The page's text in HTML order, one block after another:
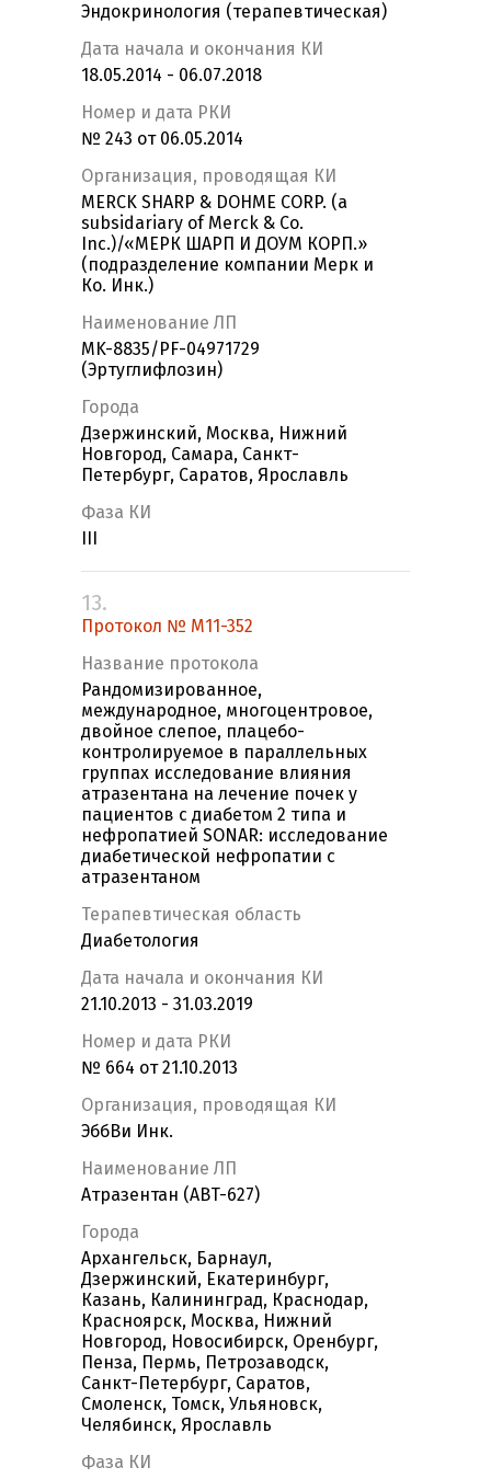
Эндокринология (терапевтическая)
Дата начала и окончания КИ
18.05.2014 - 06.07.2018
Номер и дата РКИ
№ 243 от 06.05.2014
Организация, проводящая КИ
MERCK SHARP & DOHME CORP. (a
subsidariary of Merck & Co.
Inc.)/«МЕРК ШАРП И ДОУМ КОРП.»
(подразделение компании Мерк и
Ко. Инк.)
Наименование ЛП
MK-8835/PF-04971729
(Эртуглифлозин)
Города
Дзержинский, Москва, Нижний
Новгород, Самара, Санкт-
Петербург, Саратов, Ярославль
Фаза КИ
13.
Протокол № M11-352
Название протокола
Рандомизированное,
международное, многоцентровое,
двойное слепое, плацебо-
контролируемое в параллельных
группах исследование влияния
атразентана на лечение почек у
пациентов с диабетом 2 типа и
нефропатией SONAR: исследование
диабетической нефропатии с
атразентаном
Терапевтическая область
Диабетология
Дата начала и окончания КИ
21.10.2013 - 31.03.2019
Номер и дата РКИ
№ 664 от 21.10.2013
Организация, проводящая КИ
ЭббВи Инк.
Наименование ЛП
Атразентан (ABT-627)
Города
Архангельск, Барнаул,
Дзержинский, Екатеринбург,
Казань, Калининград, Краснодар,
Красноярск, Москва, Нижний
Новгород, Новосибирск, Оренбург,
Пенза, Пермь, Петрозаводск,
Санкт-Петербург, Саратов,
Смоленск, Томск, Ульяновск,
Челябинск, Ярославль
Фаза КИ